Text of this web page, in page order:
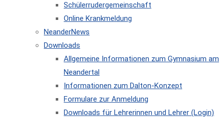
Schülerrudergemeinschaft
Online Krankmeldung
NeanderNews
Downloads
Allgemeine Informationen zum Gymnasium am
Neandertal
Informationen zum Dalton-Konzept
Formulare zur Anmeldung
Downloads für Lehrerinnen und Lehrer (Login)